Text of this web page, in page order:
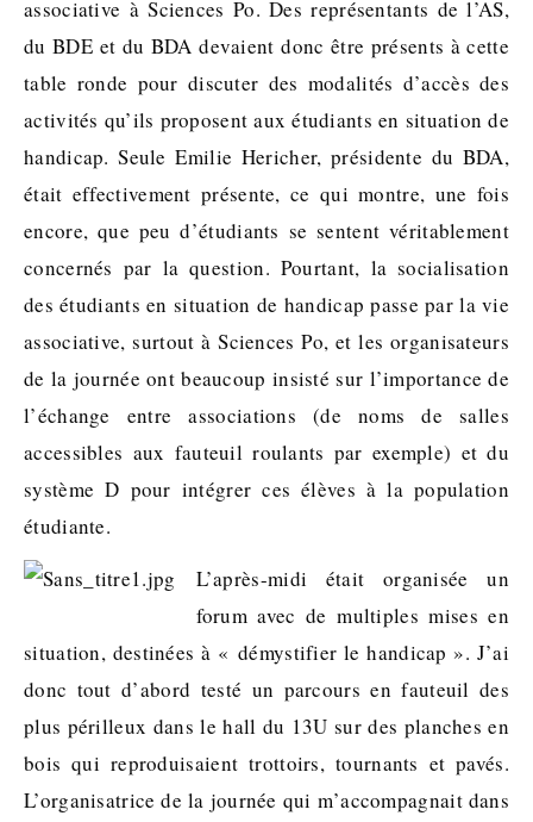
associative à Sciences Po. Des représentants de l’AS,
du BDE et du BDA devaient donc être présents à cette
table ronde pour discuter des modalités d’accès des
activités qu’ils proposent aux étudiants en situation de
handicap. Seule Emilie Hericher, présidente du BDA,
était effectivement présente, ce qui montre, une fois
encore, que peu d’étudiants se sentent véritablement
concernés par la question. Pourtant, la socialisation
des étudiants en situation de handicap passe par la vie
associative, surtout à Sciences Po, et les organisateurs
de la journée ont beaucoup insisté sur l’importance de
l’échange entre associations (de noms de salles
accessibles aux fauteuil roulants par exemple) et du
système D pour intégrer ces élèves à la population
étudiante.
L’après-midi était organisée un
forum avec de multiples mises en
situation, destinées à « démystifier le handicap ». J’ai
donc tout d’abord testé un parcours en fauteuil des
plus périlleux dans le hall du 13U sur des planches en
bois qui reproduisaient trottoirs, tournants et pavés.
L’organisatrice de la journée qui m’accompagnait dans